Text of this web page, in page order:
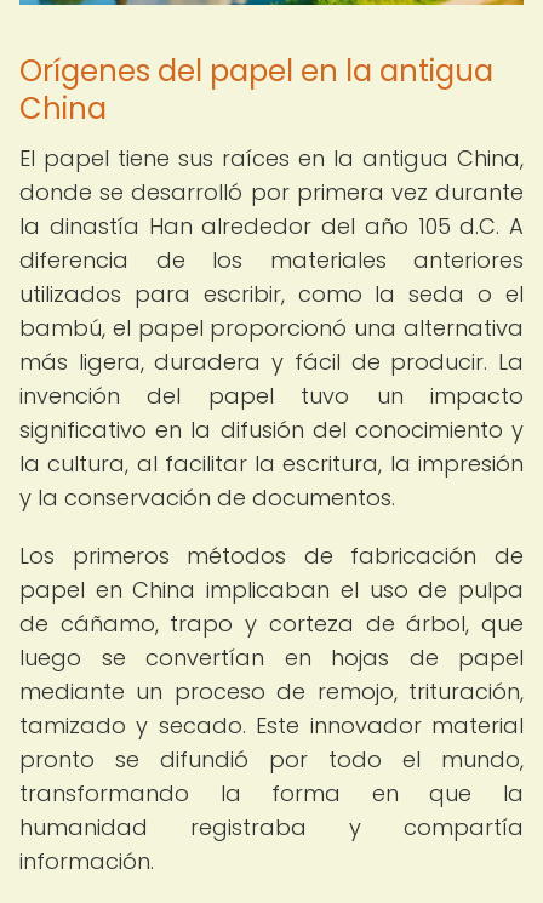
Orígenes del papel en la antigua
China
El papel tiene sus raíces en la antigua China,
donde se desarrolló por primera vez durante
la dinastía Han alrededor del año 105 d.C. A
diferencia de los materiales anteriores
utilizados para escribir, como la seda o el
bambú, el papel proporcionó una alternativa
más ligera, duradera y fácil de producir. La
invención del papel tuvo un impacto
significativo en la difusión del conocimiento y
la cultura, al facilitar la escritura, la impresión
y la conservación de documentos.
Los primeros métodos de fabricación de
papel en China implicaban el uso de pulpa
de cáñamo, trapo y corteza de árbol, que
luego se convertían en hojas de papel
mediante un proceso de remojo, trituración,
tamizado y secado. Este innovador material
pronto se difundió por todo el mundo,
transformando la forma en que la
humanidad registraba y compartía
información.